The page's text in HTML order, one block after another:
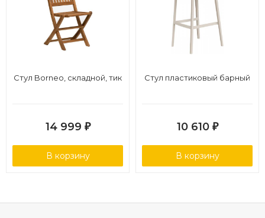
Стул Borneo, складной, тик
14 999 ₽
В корзину
Стул пластиковый барный
10 610 ₽
В корзину